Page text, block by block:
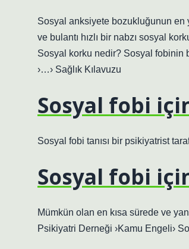
Sosyal anksiyete bozukluğunun en
ve bulantı hızlı bir nabzı sosyal
Sosyal korku nedir? Sosyal fobinin
›…› Sağlık Kılavuzu
Sosyal fobi
Sosyal fobi tanısı bir psikiyatrist
Sosyal fobi
Mümkün olan en kısa sürede ve
Psikiyatri Derneği ›Kamu Engeli›